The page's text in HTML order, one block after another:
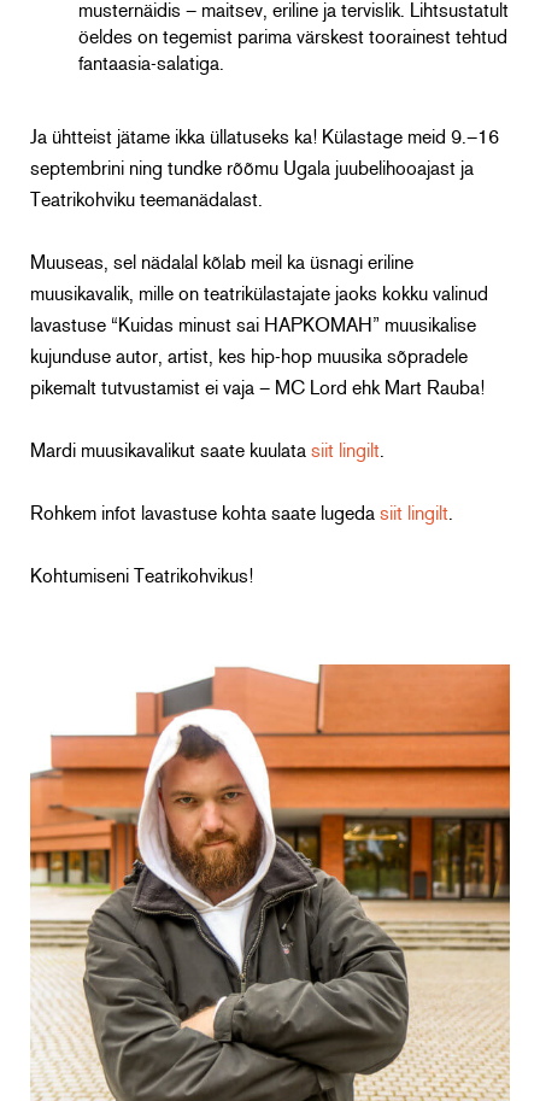
musternäidis – maitsev, eriline ja tervislik. Lihtsustatult
öeldes on tegemist parima värskest toorainest tehtud
fantaasia-salatiga.
Ja ühtteist jätame ikka üllatuseks ka! Külastage meid 9.–16
septembrini ning tundke rõõmu Ugala juubelihooajast ja
Teatrikohviku teemanädalast.
Muuseas, sel nädalal kõlab meil ka üsnagi eriline
muusikavalik, mille on teatrikülastajate jaoks kokku valinud
lavastuse “Kuidas minust sai HAPKOMAH” muusikalise
kujunduse autor, artist, kes hip-hop muusika sõpradele
pikemalt tutvustamist ei vaja – MC Lord ehk Mart Rauba!
Mardi muusikavalikut saate kuulata siit lingilt
Rohkem infot lavastuse kohta saate lugeda siit lingilt
Kohtumiseni Teatrikohvikus!